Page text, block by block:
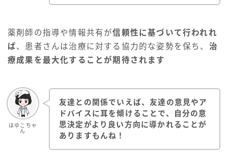
薬剤師の指導や情報共有が信頼性に基づいて行われれ
ば、患者さんは治療に対する協力的な姿勢を保ち、 治
療成果を最大化することが期待されます
ほゆこちゃ
ん
友達との関係でいえば、友達の意見やア
ドバイスに耳を傾けることで、自分の意
思決定がより良い方向に導かれることが
ありますもんね！